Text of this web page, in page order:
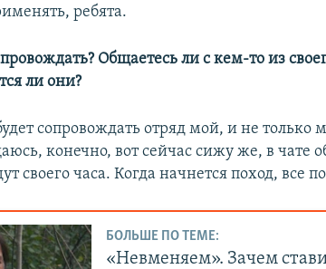
ребята.
Общаетесь ли с кем-то из
ли они?
сопровождать отряд мой, и не только
конечно, вот сейчас сижу же, в чате
своего часа. Когда начнется поход, все
БОЛЬШЕ ПО ТЕМЕ:
«Невменяем». Зачем